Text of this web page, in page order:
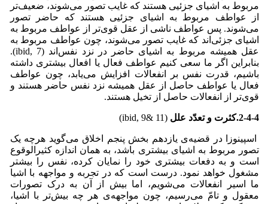
مربوط به اشیای جزئیی هستند که غایب تصور می‌‌شوند، ضعیف‌تر
از عواطف مربوط به اشیای جزئیی هستند که حاضر تصور
می‌‌شوند. پس عواطف ناشی از عقل قوی‌تر از عواطف مربوط به
اشیای جزئی‌اند که غایب تصور می‌‌شوند، چون عواطف مربوط به
عقل همیشه مربوط به اشیای حاضر در نزد نفس‌اند (ibid, 7).
بنابراین اگر ما سعی کنیم عواطف فعال یا افعال بیشتری داشته
باشیم، قدرت نفس بر انفعالات افزایش می‌‌یابد، چون عواطف
فعال یا عواطف حاصل از عقل همیشه نزد نفس حاضر هستند و
قوی‌تر از انفعالات حاصل از تخیل هستند.
2-4-4.کثرت و تعدّد علل (ibid, 9& 11)
اسپینوزا در قضیه‌ی یازدهم بخش پنجم اخلاق می‌‌گوید هرچه یک
تصور مربوط به اشیای بیشتری باشد، به همان اندازه کثیرالوقوع
است و به دفعات بیشتری خود را نمایان کرده، نفس را بیشتر
مشغول خواهد نمود. درست است که در تجربه و مواجهه با اشیا
ما اسیر انفعالات می‌‌شویم، اما بیش از آن به درک تصورات
معقول و تامّ می‌‌رسیم، چون مواجهه‌ی هر چه بیش‌تر با اشیا،